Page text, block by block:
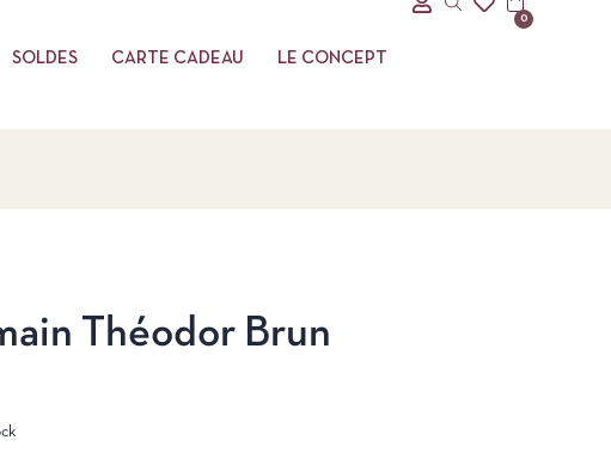
SOLDES CARTE CADEAU LE CONCEPT
0
Théodor Brun